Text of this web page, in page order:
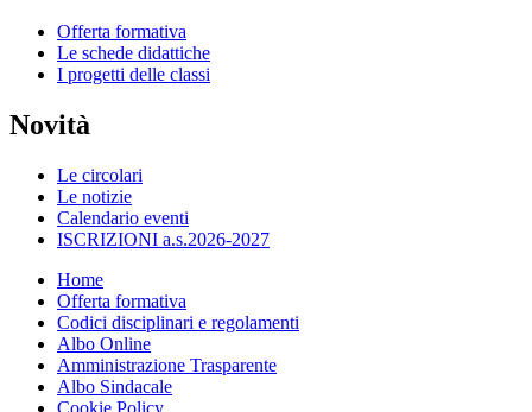
Offerta formativa
Le schede didattiche
I progetti delle classi
Novità
Le circolari
Le notizie
Calendario eventi
ISCRIZIONI a.s.2026-2027
Home
Offerta formativa
Codici disciplinari e regolamenti
Albo Online
Amministrazione Trasparente
Albo Sindacale
Cookie Policy